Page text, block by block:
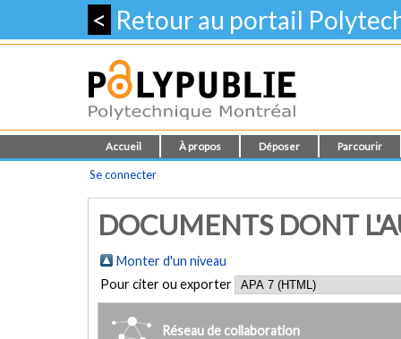
< Retour au portail
Accueil À propos Déposer Parcourir
Se connecter
DOCUMENTS DONT
Monter d'un niveau
Pour citer ou exporter
Réseau de collaboration